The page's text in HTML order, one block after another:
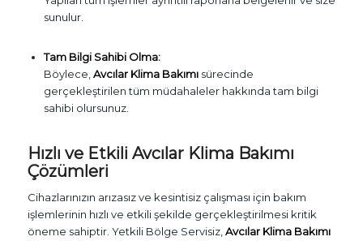
sunulur.
Tam Bilgi Sahibi Olma:
Böylece,Avcılar Klima Bakımısürecinde
gerçekleştirilen tüm müdahaleler hakkında tam bilgi
sahibi olursunuz.
Hızlı ve Etkili Avcılar Klima Bakımı
Çözümleri
Cihazlarınızın arızasız ve kesintisiz çalışması için bakım
işlemlerinin hızlı ve etkili şekilde gerçekleştirilmesi kritik
öneme sahiptir. Yetkili Bölge Servisiz,Avcılar Klima Bakımı